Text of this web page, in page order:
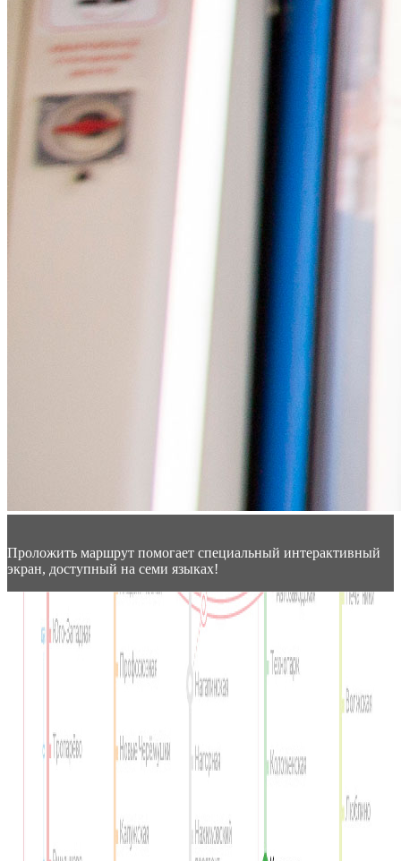
Проложить маршрут помогает специальный интерактивный
экран, доступный на семи языках!